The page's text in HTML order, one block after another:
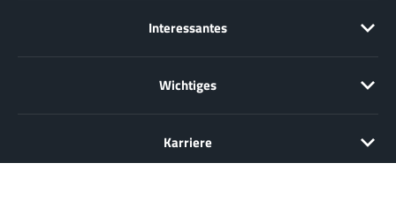
Interessantes
Wichtiges
Karriere